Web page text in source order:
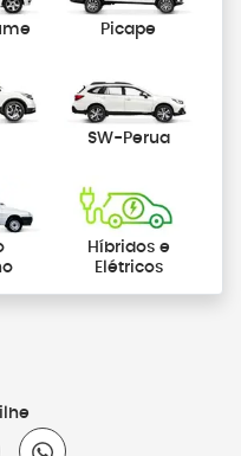
Picape
SW-Perua
Híbridos e
Elétricos